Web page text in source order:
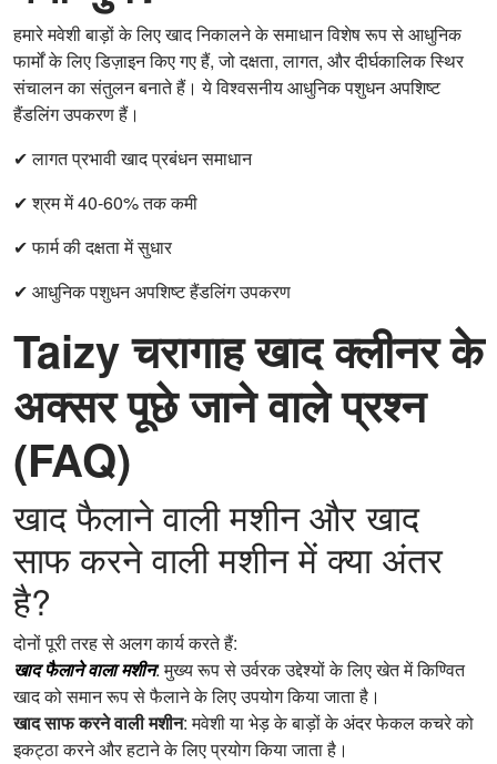
हमारे मवेशी बाड़ों के लिए खाद निकालने के समाधान विशेष रूप से आधुनिक
फार्मों के लिए डिज़ाइन किए गए हैं, जो दक्षता, लागत, और दीर्घकालिक स्थिर
संचालन का संतुलन बनाते हैं। ये विश्वसनीय आधुनिक पशुधन अपशिष्ट
हैंडलिंग उपकरण हैं।
✔ लागत प्रभावी खाद प्रबंधन समाधान
✔ श्रम में 40-60% तक कमी
✔ फार्म की दक्षता में सुधार
✔ आधुनिक पशुधन अपशिष्ट हैंडलिंग उपकरण
Taizy चरागाह खाद क्लीनर के
अक्सर पूछे जाने वाले प्रश्न
(FAQ)
खाद फैलाने वाली मशीन और खाद
साफ करने वाली मशीन में क्या अंतर
है?
दोनों पूरी तरह से अलग कार्य करते हैं:
खाद फैलाने वाला मशीन: मुख्य रूप से उर्वरक उद्देश्यों के लिए खेत में किण्वित
खाद को समान रूप से फैलाने के लिए उपयोग किया जाता है।
खाद साफ करने वाली मशीन: मवेशी या भेड़ के बाड़ों के अंदर फेकल कचरे को
इकट्ठा करने और हटाने के लिए प्रयोग किया जाता है।